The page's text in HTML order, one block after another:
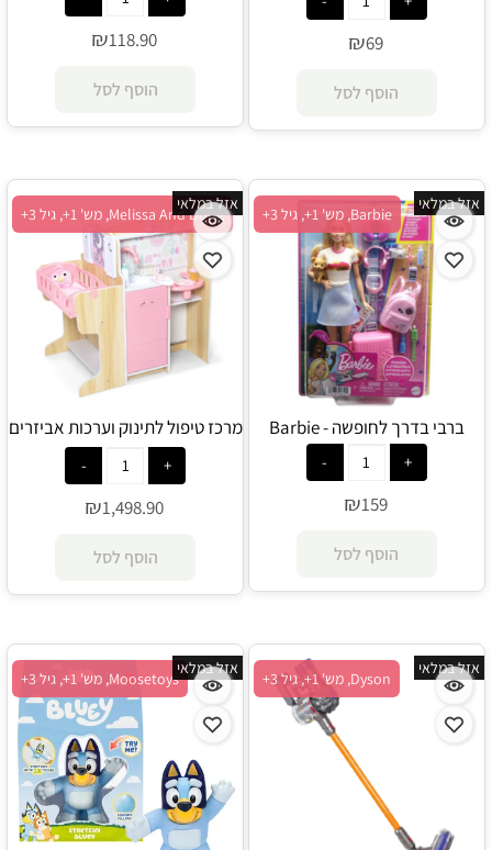
₪69
הוסף לסל
₪118.90
הוסף לסל
Barbie, מש' 1+, גיל 3+
אזל במלאי
ברבי בדרך לחופשה - Barbie
₪159
הוסף לסל
Melissa And Doug, מש' 1+, גיל 3+
אזל במלאי
מרכז טיפול לתינוק וערכות אביזרים
₪1,498.90
הוסף לסל
Dyson, מש' 1+, גיל 3+
אזל במלאי
Moosetoys, מש' 1+, גיל 3+
אזל במלאי